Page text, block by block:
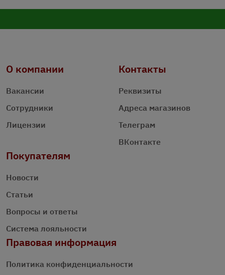
О компании
Вакансии
Сотрудники
Лицензии
Контакты
Реквизиты
Адреса магазинов
Телеграм
ВКонтакте
Покупателям
Новости
Статьи
Вопросы и ответы
Система лояльности
Правовая информация
Политика конфиденциальности